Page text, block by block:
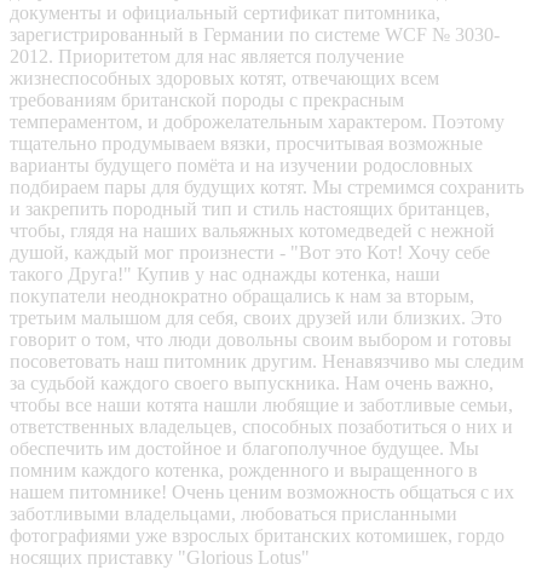
документы и официальный сертификат питомника,
зарегистрированный в Германии по системе WCF № 3030-
2012. Приоритетом для нас является получение
жизнеспособных здоровых котят, отвечающих всем
требованиям британской породы с прекрасным
темпераментом, и доброжелательным характером. Поэтому
тщательно продумываем вязки, просчитывая возможные
варианты будущего помёта и на изучении родословных
подбираем пары для будущих котят. Мы стремимся сохранить
и закрепить породный тип и стиль настоящих британцев,
чтобы, глядя на наших вальяжных котомедведей с нежной
душой, каждый мог произнести - "Вот это Кот! Хочу себе
такого Друга!" Купив у нас однажды котенка, наши
покупатели неоднократно обращались к нам за вторым,
третьим малышом для себя, своих друзей или близких. Это
говорит о том, что люди довольны своим выбором и готовы
посоветовать наш питомник другим. Ненавязчиво мы следим
за судьбой каждого своего выпускника. Нам очень важно,
чтобы все наши котята нашли любящие и заботливые семьи,
ответственных владельцев, способных позаботиться о них и
обеспечить им достойное и благополучное будущее. Мы
помним каждого котенка, рожденного и выращенного в
нашем питомнике! Очень ценим возможность общаться с их
заботливыми владельцами, любоваться присланными
фотографиями уже взрослых британских котомишек, гордо
носящих приставку "Glorious Lotus"